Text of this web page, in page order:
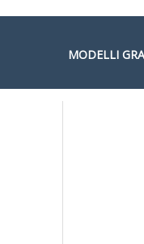
MODELLI